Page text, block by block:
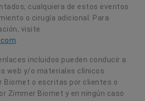
cualquiera de estos eventos
o cirugía adicional. Para
visite
incluidos pueden conducir a
web y/o materiales clínicos
Biomet o escritas por clientes o
Zimmer Biomet y en ningún caso